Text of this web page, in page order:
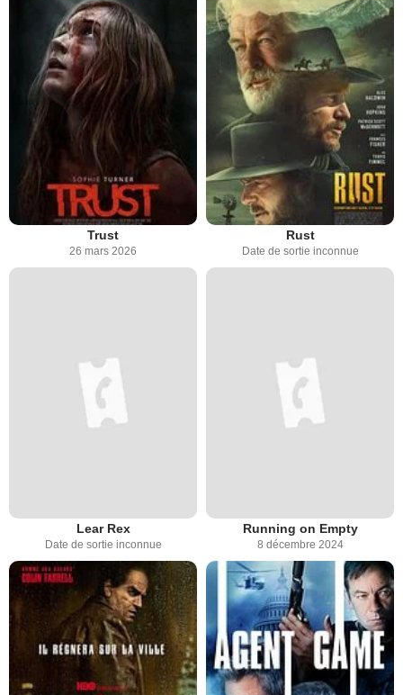
Trust
26 mars 2026
Rust
Date de sortie inconnue
Lear Rex
Date de sortie inconnue
Running on Empty
8 décembre 2024